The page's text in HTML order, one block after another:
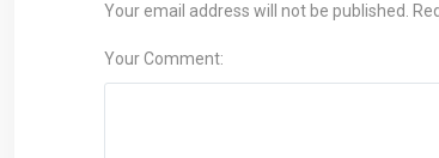
Your email address will not be published.
Your Comment: